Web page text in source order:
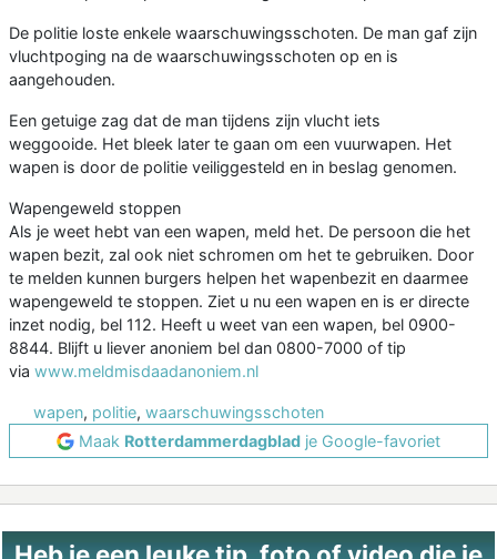
De politie loste enkele waarschuwingsschoten. De man gaf zijn
vluchtpoging na de waarschuwingsschoten op en is
aangehouden.
Een getuige zag dat de man tijdens zijn vlucht iets
weggooide. Het bleek later te gaan om een vuurwapen. Het
wapen is door de politie veiliggesteld en in beslag genomen.
Wapengeweld stoppen
Als je weet hebt van een wapen, meld het. De persoon die het
wapen bezit, zal ook niet schromen om het te gebruiken. Door
te melden kunnen burgers helpen het wapenbezit en daarmee
wapengeweld te stoppen. Ziet u nu een wapen en is er directe
inzet nodig, bel 112. Heeft u weet van een wapen, bel 0900-
8844. Blijft u liever anoniem bel dan 0800-7000 of tip
via www.meldmisdaadanoniem.nl
wapen, politie, waarschuwingsschoten
Maak Rotterdammerdagblad je Google-favoriet